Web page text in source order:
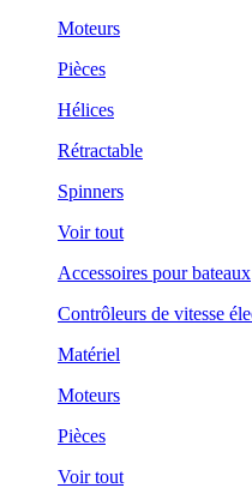
Moteurs
Pièces
Hélices
Rétractable
Spinners
Voir tout
Accessoires pour bateaux
Contrôleurs de vitesse
Matériel
Moteurs
Pièces
Voir tout